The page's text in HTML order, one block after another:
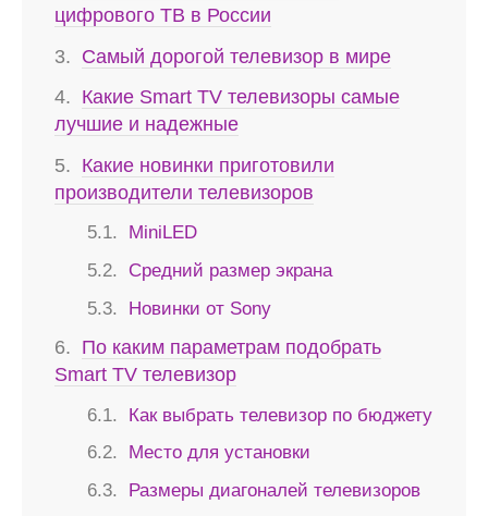
цифрового ТВ в России
Самый дорогой телевизор в мире
Какие Smart TV телевизоры самые
лучшие и надежные
Какие новинки приготовили
производители телевизоров
MiniLED
Средний размер экрана
Новинки от Sony
По каким параметрам подобрать
Smart TV телевизор
Как выбрать телевизор по бюджету
Место для установки
Размеры диагоналей телевизоров